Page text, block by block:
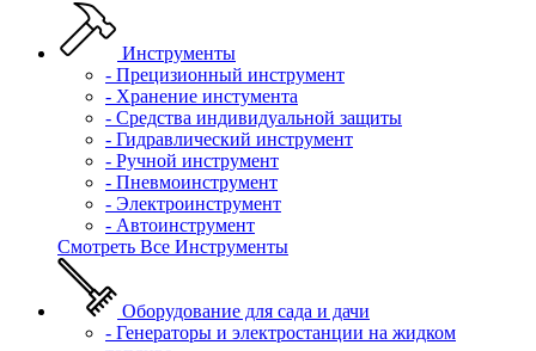
Инструменты
- Прецизионный инструмент
- Хранение инстумента
- Средства индивидуальной защиты
- Гидравлический инструмент
- Ручной инструмент
- Пневмоинструмент
- Электроинструмент
- Автоинструмент
Смотреть Все Инструменты
Оборудование для сада и дачи
- Генераторы и электростанции на жидком